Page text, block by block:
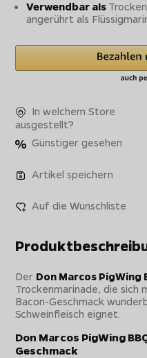
Verwendbar als
angerührt als
In welchem Store
ausgestellt?
Günstiger gesehen
Artikel speichern
Auf die Wunschliste
Der Don Marcos PigWing
Trockenmarinade, die sich
Bacon-Geschmack
Schweinfleisch eignet.
Don Marcos PigWing
Geschmack